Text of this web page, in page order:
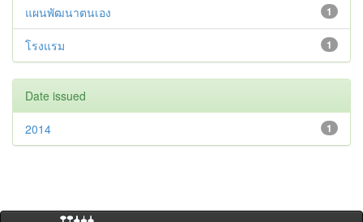
1
แผนพัฒนาตนเอง
1
โรงแรม
Date issued
1
2014